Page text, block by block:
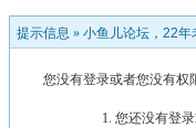
提示信息 » 小鱼儿论坛，22
您没有登录或者您没有权
您还没有登